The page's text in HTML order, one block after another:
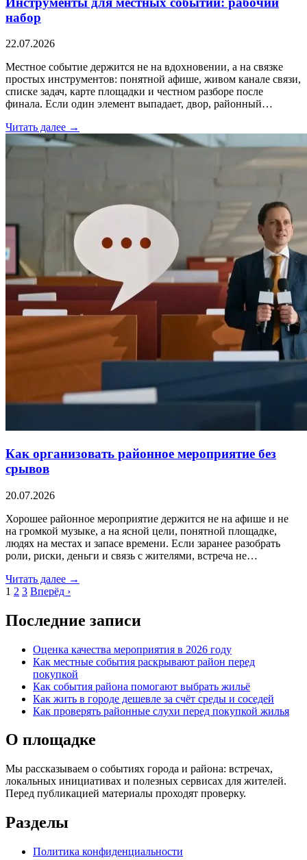
набор
22.07.2026
Местное событие держится не на вдохновении, а на связке
простых инструментов: понятной афише, живом канале связи,
списке задач, карте площадки и честном разборе после
финала. Если один элемент выпадает, двор, районный…
Читать далее →
Как организовать районное мероприятие без
срывов
20.07.2026
Хорошее районное мероприятие держится не на афише и не
на громкой музыке, а на ясной цели, понятной площадке,
людях на местах и запасе времени. Если заранее разобрать
роли, риски, деньги и связь с жителями, встреча не…
Читать далее →
1 2 3 Вперёд ›
Последние записи
Оценка качества мероприятия в 2026 году
Как местные события раскрывают район перед
покупкой
Как события района помогают выбрать жильё
Как жить в городе дешевле за счёт среды и соседей
Как проверять районные слухи перед покупкой жилья
О площадке
Мы рассказываем о событиях города и района: встречах,
локальных инициативах и полезных сервисах для жителей.
Перед публикацией материалы проходят проверку.
Разделы
Политика конфиденциальности